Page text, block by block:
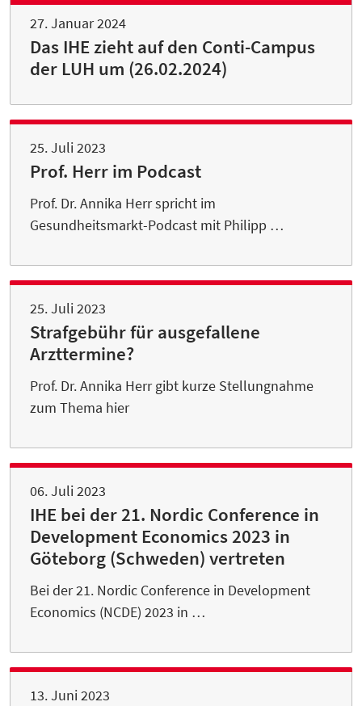
27. Januar 2024
Das IHE zieht auf den Conti-Campus
der LUH um (26.02.2024)
25. Juli 2023
Prof. Herr im Podcast
Prof. Dr. Annika Herr spricht im
Gesundheitsmarkt-Podcast mit Philipp …
25. Juli 2023
Strafgebühr für ausgefallene
Arzttermine?
Prof. Dr. Annika Herr gibt kurze Stellungnahme
zum Thema hier
06. Juli 2023
IHE bei der 21. Nordic Conference in
Development Economics 2023 in
Göteborg (Schweden) vertreten
Bei der 21. Nordic Conference in Development
Economics (NCDE) 2023 in …
13. Juni 2023